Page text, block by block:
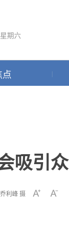
期六
点
吸引
利峰 摄